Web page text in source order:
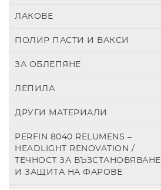
ЛАКОВЕ
ПОЛИР ПАСТИ И ВАКСИ
ЗА ОБЛЕПЯНЕ
ЛЕПИЛА
ДРУГИ МАТЕРИАЛИ
PERFIN 8040 RELUMENS –
HEADLIGHT RENOVATION /
ТЕЧНОСТ ЗА ВЪЗСТАНОВЯВАНЕ
И ЗАЩИТА НА ФАРОВЕ